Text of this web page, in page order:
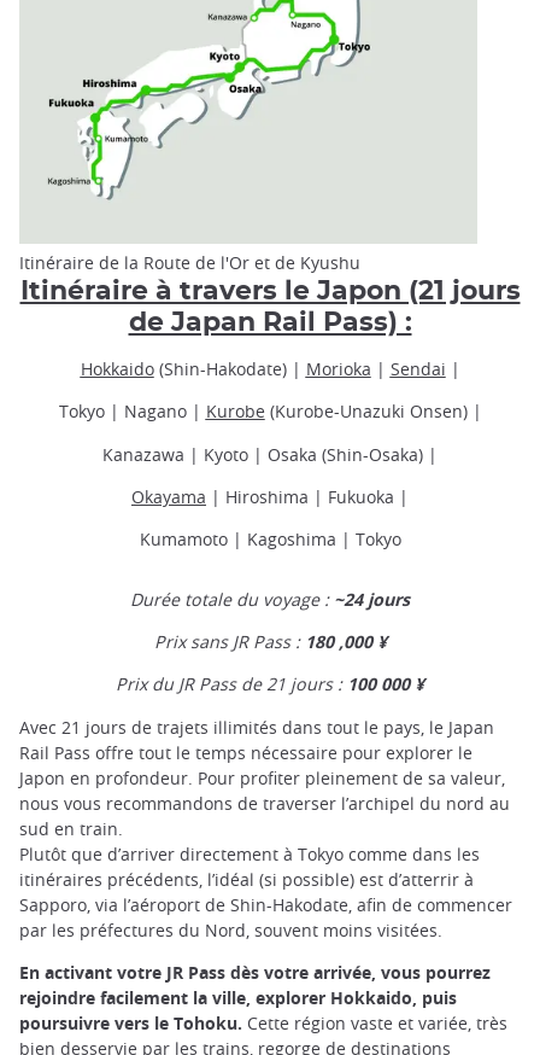
Itinéraire de la Route de l'Or et de Kyushu
Itinéraire à travers le Japon (21 jours
de Japan Rail Pass) :
Hokkaido(Shin-Hakodate) | Morioka | Sendai |
Tokyo | Nagano | Kurobe (Kurobe-Unazuki Onsen) |
Kanazawa | Kyoto | Osaka (Shin-Osaka) |
Okayama | Hiroshima | Fukuoka |
Kumamoto | Kagoshima | Tokyo
Durée totale du voyage : ~24 jours
Prix sans JR Pass : 180 ,000 ¥
Prix du JR Pass de 21 jours : 100 000 ¥
Avec 21 jours de trajets illimités dans tout le pays, le Japan
Rail Pass offre tout le temps nécessaire pour explorer le
Japon en profondeur. Pour profiter pleinement de sa valeur,
nous vous recommandons de traverser l’archipel du nord au
sud en train.
Plutôt que d’arriver directement à Tokyo comme dans les
itinéraires précédents, l’idéal (si possible) est d’atterrir à
Sapporo, via l’aéroport de Shin-Hakodate, afin de commencer
par les préfectures du Nord, souvent moins visitées.
En activant votre JR Pass dès votre arrivée, vous pourrez
rejoindre facilement la ville, explorer Hokkaido, puis
poursuivre vers le Tohoku. Cette région vaste et variée, très
bien desservie par les trains, regorge de destinations